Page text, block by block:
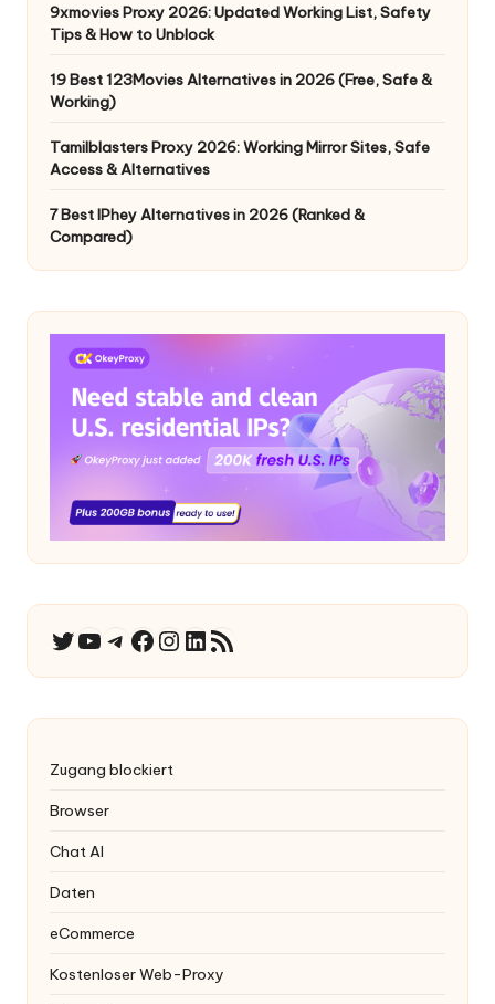
9xmovies Proxy 2026: Updated Working List, Safety
Tips & How to Unblock
19 Best 123Movies Alternatives in 2026 (Free, Safe &
Working)
Tamilblasters Proxy 2026: Working Mirror Sites, Safe
Access & Alternatives
7 Best IPhey Alternatives in 2026 (Ranked &
Compared)
Twitter
YouTube
Telegramm
Facebook
Instagram
LinkedIn
RSS-Feed
Zugang blockiert
Browser
Chat AI
Daten
eCommerce
Kostenloser Web-Proxy